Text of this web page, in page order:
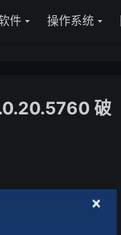
件 操作系统
破